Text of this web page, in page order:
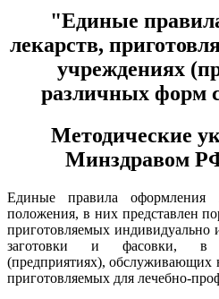
"Единые
лекарств,
учреждениях
различных форм
Методические
Минздравом
Единые правила оформления
положения, в них представлен
приготовляемых индивидуально
заготовки и фасовки, в
(предприятиях), обслуживающих
приготовляемых для лечебно-